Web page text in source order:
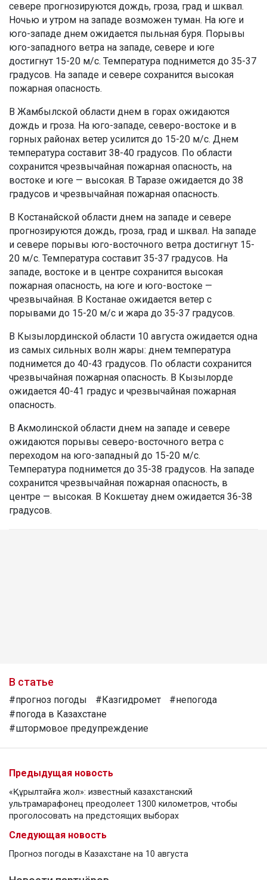
севере прогнозируются дождь, гроза, град и шквал.
Ночью и утром на западе возможен туман. На юге и
юго-западе днем ожидается пыльная буря. Порывы
юго-западного ветра на западе, севере и юге
достигнут 15-20 м/с. Температура поднимется до 35-37
градусов. На западе и севере сохранится высокая
пожарная опасность.
В Жамбылской области днем в горах ожидаются
дождь и гроза. На юго-западе, северо-востоке и в
горных районах ветер усилится до 15-20 м/с. Днем
температура составит 38-40 градусов. По области
сохранится чрезвычайная пожарная опасность, на
востоке и юге — высокая. В Таразе ожидается до 38
градусов и чрезвычайная пожарная опасность.
В Костанайской области днем на западе и севере
прогнозируются дождь, гроза, град и шквал. На западе
и севере порывы юго-восточного ветра достигнут 15-
20 м/с. Температура составит 35-37 градусов. На
западе, востоке и в центре сохранится высокая
пожарная опасность, на юге и юго-востоке —
чрезвычайная. В Костанае ожидается ветер с
порывами до 15-20 м/с и жара до 35-37 градусов.
В Кызылординской области 10 августа ожидается одна
из самых сильных волн жары: днем температура
поднимется до 40-43 градусов. По области сохранится
чрезвычайная пожарная опасность. В Кызылорде
ожидается 40-41 градус и чрезвычайная пожарная
опасность.
В Акмолинской области днем на западе и севере
ожидаются порывы северо-восточного ветра с
переходом на юго-западный до 15-20 м/с.
Температура поднимется до 35-38 градусов. На западе
сохранится чрезвычайная пожарная опасность, в
центре — высокая. В Кокшетау днем ожидается 36-38
градусов.
В статье
#прогноз погоды #Казгидромет
#непогода
#погода в Казахстане
#штормовое предупреждение
Предыдущая новость
«Құрылтайға жол»: известный казахстанский
ультрамарафонец преодолеет 1300 километров, чтобы
проголосовать на предстоящих выборах
Следующая новость
Прогноз погоды в Казахстане на 10 августа